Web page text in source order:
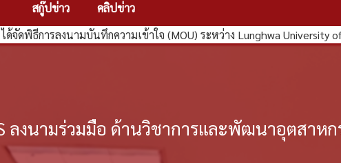
สกู๊ปข่าว
คลิปข่าว
ารลงนามบันทึกความเข้าใจ (MOU) ระหว่าง Lunghwa University of
ลงนามร่วมมือ ด้านวิชาการและพัฒนาอุตสาหก